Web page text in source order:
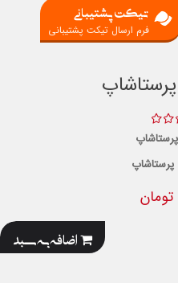
تیکت پشتیبانی
فرم ارسال تیکت پشتیبانی
اضافه به سبد